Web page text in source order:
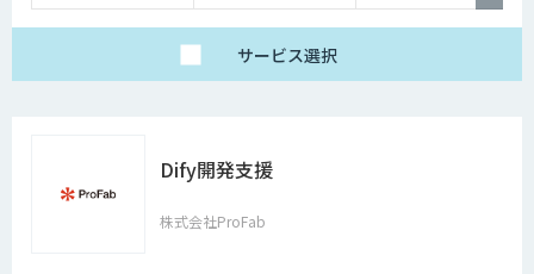
ただ、最近ではテレワークを導入する上で役に立つAIツールも増えてきて
おり、それらを有効活用すれば、テレワークのデメリットをある程度解消
サービス選択
Dify開発支援
株式会社ProFab